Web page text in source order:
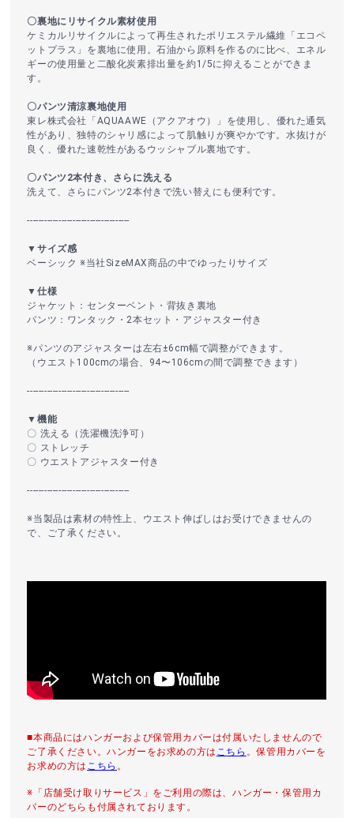
〇裏地にリサイクル素材使用
ケミカルリサイクルによって再生されたポリエステル繊維「エコペ
ットプラス」を裏地に使用。石油から原料を作るのに比べ、エネル
ギーの使用量と二酸化炭素排出量を約1/5に抑えることができま
す。
〇パンツ清涼裏地使用
東レ株式会社「AQUAAWE（アクアオウ）」を使用し、優れた通気
性があり、独特のシャリ感によって肌触りが爽やかです。水抜けが
良く、優れた速乾性があるウッシャブル裏地です。
〇パンツ2本付き、さらに洗える
洗えて、さらにパンツ2本付きで洗い替えにも便利です。
------------------------------------
▼サイズ感
ベーシック ※当社SizeMAX商品の中でゆったりサイズ
▼仕様
ジャケット：センターベント・背抜き裏地
パンツ：ワンタック・2本セット・アジャスター付き
※パンツのアジャスターは左右±6cm幅で調整ができます。
（ウエスト100cmの場合、94〜106cmの間で調整できます）
------------------------------------
▼機能
〇 洗える（洗濯機洗浄可）
〇 ストレッチ
〇 ウエストアジャスター付き
------------------------------------
※当製品は素材の特性上、ウエスト伸ばしはお受けできませんの
で、ご了承ください。
■本商品にはハンガーおよび保管用カバーは付属いたしませんので
ご了承ください。ハンガーをお求めの方は こちら 。保管用カバーを
お求めの方は こちら 。
※「店舗受け取りサービス」をご利用の際は、ハンガー・保管用カ
バーのどちらも付属されております。